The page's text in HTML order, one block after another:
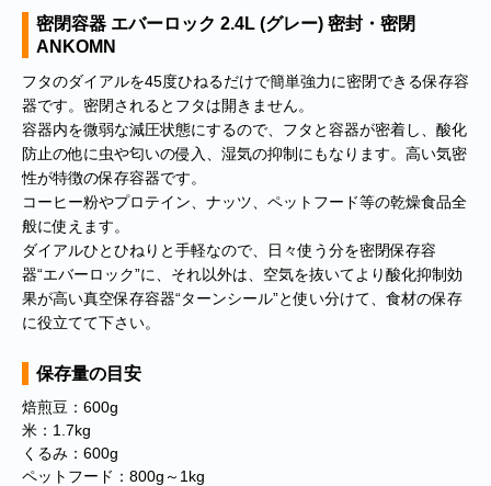
密閉容器 エバーロック 2.4L (グレー) 密封・密閉
ANKOMN
フタのダイアルを45度ひねるだけで簡単強力に密閉できる保存容
器です。密閉されるとフタは開きません。
容器内を微弱な減圧状態にするので、フタと容器が密着し、酸化
防止の他に虫や匂いの侵入、湿気の抑制にもなります。高い気密
性が特徴の保存容器です。
コーヒー粉やプロテイン、ナッツ、ペットフード等の乾燥食品全
般に使えます。
ダイアルひとひねりと手軽なので、日々使う分を密閉保存容
器“エバーロック”に、それ以外は、空気を抜いてより酸化抑制効
果が高い真空保存容器“ターンシール”と使い分けて、食材の保存
に役立てて下さい。
保存量の目安
焙煎豆：600g
米：1.7kg
くるみ：600g
ペットフード：800g～1kg